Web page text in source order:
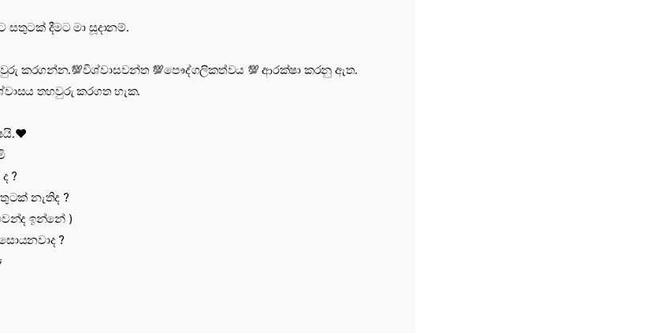
දීමට මා සූදානම්.
කරගන්න. 💯විශ්වාසවන්ත 💯පෞද්ගලිකත්වය 💯 ආරක්ෂා කරනු ඇත.
තහවුරු කරගත හැක.
?
නැතිද ?
ඉන්නේ )
?